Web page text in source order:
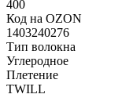
400
Код на OZON
1403240276
Тип волокна
Углеродное
Плетение
TWILL